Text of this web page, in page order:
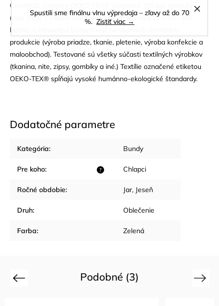
Spustili sme finálnu vlnu výpredaja – zľavy až do 70
%. Zistiť viac →
Certifikát: Oekotex OEKO-TEX® Standard 100 bol vyvinutý v
roku 1992, s cieľom stanovenia medzinárodných kritérií pre
kvalitu a zdravotnú bezpečnosť na všetkých úrovniach
produkcie (výroba priadze, tkanie, pletenie, výroba konfekcie a
maloobchod). Testované sú všetky súčasti textilných výrobkov
(tkanina, nite, zipsy, gombíky a iné.) Textílie označené etiketou
OEKO-TEX® spĺňajú vysoké humánno-ekologické štandardy.
Dodatočné parametre
Kategória: Bundy
?
Pre koho: Chlapci
Ročné obdobie: Jar, Jeseň
Druh: Oblečenie
Farba: Zelená
Podobné (3)
Previous Next